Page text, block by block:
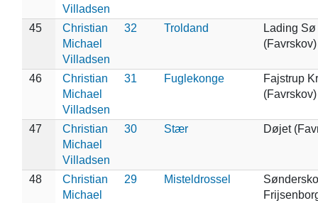
Villadsen
45
Christian
Michael
Villadsen
32 Troldand
Lading Sø
(Favrskov)
46
Christian
Michael
Villadsen
31 Fuglekonge
Fajstrup
(Favrskov)
47
Christian
Michael
Villadsen
30 Stær Døjet
48
Christian
Michael
29 Misteldrossel